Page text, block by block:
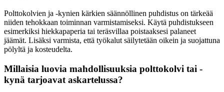
Polttokolvien ja -kynien kärkien säännöllinen puhdistus on tärkeää
niiden tehokkaan toiminnan varmistamiseksi. Käytä puhdistukseen
esimerkiksi hiekkapaperia tai teräsvillaa poistaaksesi palaneet
jäämät. Lisäksi varmista, että työkalut säilytetään oikein ja suojattuna
pölyltä ja kosteudelta.
Millaisia luovia mahdollisuuksia polttokolvi tai -
kynä tarjoavat askartelussa?